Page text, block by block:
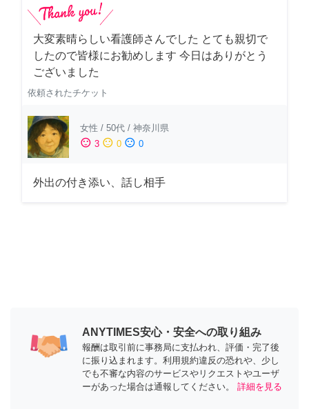
大変素晴らしい看護師さんでした とても親切で
したので皆様にお勧めします 今日はありがとう
ございました
依頼されたチケット
女性 / 50代 / 神奈川県
sentiment_satisfied 3 sentiment_neutral 0 sentiment_dissatisfied 0
外出の付き添い、話し相手
ANYTIMES安心・安全への取り組み
報酬は取引前に事務局に支払われ、評価・完了後
に振り込まれます。利用規約違反の恐れや、少し
でも不審な内容のサービスやリクエストやユーザ
ーがあった場合は通報してください。
詳細を見る